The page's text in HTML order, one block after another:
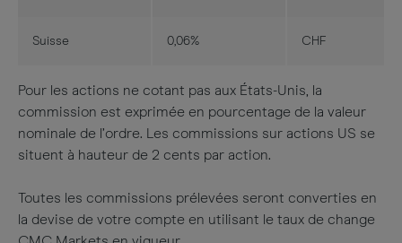
Suisse 0,06% CHF
Pour les actions ne cotant pas aux États-Unis, la
commission est exprimée en pourcentage de la valeur
nominale de l’ordre. Les commissions sur actions US se
situent à hauteur de 2 cents par action.
Toutes les commissions prélevées seront converties en
la devise de votre compte en utilisant le taux de change